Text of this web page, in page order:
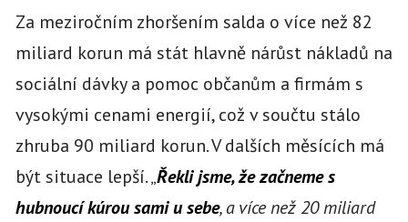
Za meziročním zhoršením salda o více než 82
miliard korun má stát hlavně nárůst nákladů na
sociální dávky a pomoc občanům a firmám s
vysokými cenami energií, což v součtu stálo
zhruba 90 miliard korun. V dalších měsících má
být situace lepší. „Řekli jsme, že začneme s
hubnoucí kúrou sami u sebe, a více než 20 miliard